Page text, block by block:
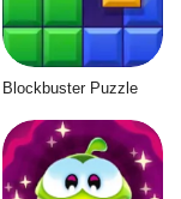
Blockbuster Puzzle